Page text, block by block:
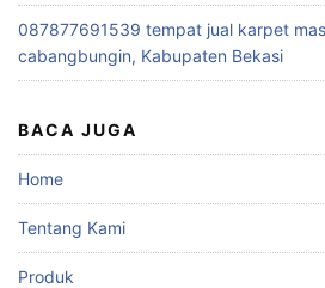
087877691539 tempat jual karpet
cabangbungin, Kabupaten Bekasi
BACA JUGA
Home
Tentang Kami
Produk